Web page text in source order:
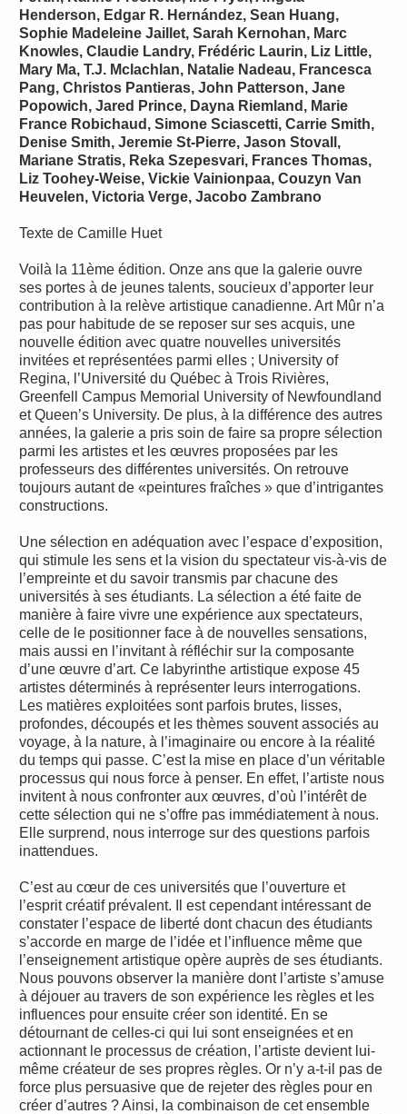
Henderson, Edgar R. Hernández, Sean Huang,
Sophie Madeleine Jaillet, Sarah Kernohan, Marc
Knowles, Claudie Landry, Frédéric Laurin, Liz Little,
Mary Ma, T.J. Mclachlan, Natalie Nadeau, Francesca
Pang, Christos Pantieras, John Patterson, Jane
Popowich, Jared Prince, Dayna Riemland, Marie
France Robichaud, Simone Sciascetti, Carrie Smith,
Denise Smith, Jeremie St-Pierre, Jason Stovall,
Mariane Stratis, Reka Szepesvari, Frances Thomas,
Liz Toohey-Weise, Vickie Vainionpaa, Couzyn Van
Heuvelen, Victoria Verge, Jacobo Zambrano
Texte de Camille Huet
Voilà la 11ème édition. Onze ans que la galerie ouvre
ses portes à de jeunes talents, soucieux d’apporter leur
contribution à la relève artistique canadienne. Art Mûr n’a
pas pour habitude de se reposer sur ses acquis, une
nouvelle édition avec quatre nouvelles universités
invitées et représentées parmi elles ; University of
Regina, l’Université du Québec à Trois Rivières,
Greenfell Campus Memorial University of Newfoundland
et Queen’s University. De plus, à la différence des autres
années, la galerie a pris soin de faire sa propre sélection
parmi les artistes et les œuvres proposées par les
professeurs des différentes universités. On retrouve
toujours autant de «peintures fraîches » que d’intrigantes
constructions.
Une sélection en adéquation avec l’espace d’exposition,
qui stimule les sens et la vision du spectateur vis-à-vis de
l’empreinte et du savoir transmis par chacune des
universités à ses étudiants. La sélection a été faite de
manière à faire vivre une expérience aux spectateurs,
celle de le positionner face à de nouvelles sensations,
mais aussi en l’invitant à réfléchir sur la composante
d’une œuvre d’art. Ce labyrinthe artistique expose 45
artistes déterminés à représenter leurs interrogations.
Les matières exploitées sont parfois brutes, lisses,
profondes, découpés et les thèmes souvent associés au
voyage, à la nature, à l’imaginaire ou encore à la réalité
du temps qui passe. C’est la mise en place d’un véritable
processus qui nous force à penser. En effet, l’artiste nous
invitent à nous confronter aux œuvres, d’où l’intérêt de
cette sélection qui ne s’offre pas immédiatement à nous.
Elle surprend, nous interroge sur des questions parfois
inattendues.
C’est au cœur de ces universités que l’ouverture et
l’esprit créatif prévalent. Il est cependant intéressant de
constater l’espace de liberté dont chacun des étudiants
s’accorde en marge de l’idée et l’influence même que
l’enseignement artistique opère auprès de ses étudiants.
Nous pouvons observer la manière dont l’artiste s’amuse
à déjouer au travers de son expérience les règles et les
influences pour ensuite créer son identité. En se
détournant de celles-ci qui lui sont enseignées et en
actionnant le processus de création, l’artiste devient lui-
même créateur de ses propres règles. Or n’y a-t-il pas de
force plus persuasive que de rejeter des règles pour en
créer d’autres ? Ainsi, la combinaison de cet ensemble